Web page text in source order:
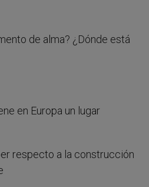
de alma? ¿Dónde está
en Europa un lugar
respecto a la construcción